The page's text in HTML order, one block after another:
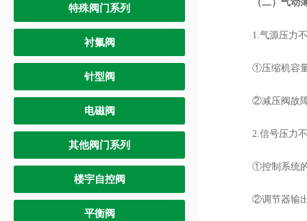
特殊阀门系列
衬氟阀
针型阀
电磁阀
其他阀门系列
楼宇自控阀
平衡阀
（二）气动
1.气源压力不
①压缩机容量
②减压阀故
2.信号压力不
①控制系统的
②调节器输出